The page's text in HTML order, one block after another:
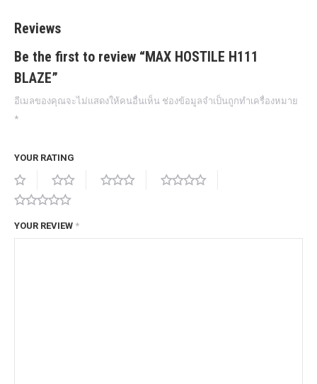
Reviews
Be the first to review “MAX HOSTILE H111
BLAZE”
อีเมลของคุณจะไม่แสดงให้คนอื่นเห็น ช่องข้อมูลจำเป็นถูกทำเครื่องหมาย
*
YOUR RATING
YOUR REVIEW *